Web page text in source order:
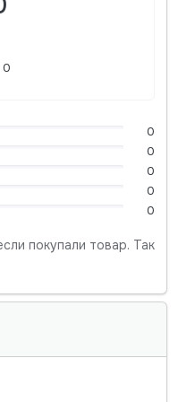
0
0
0
0
0
0
покупали товар. Так